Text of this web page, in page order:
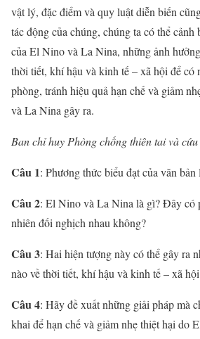
vật lý, đặc điểm và quy luật diễn biến
tác động của chúng, chúng ta có thể cảnh
của El Nino và La Nina, những ảnh
thời tiết, khí hậu và kinh tế – xã hội để có
phòng, tránh hiệu quả hạn chế và giảm
và La Nina gây ra.
Ban chỉ huy Phòng chống thiên tai và
Câu 1: Phương thức biểu đạt của văn bản
Câu 2: El Nino và La Nina là gì? Đây có
nhiên đối nghịch nhau không?
Câu 3: Hai hiện tượng này có thể gây ra
nào về thời tiết, khí hậu và kinh tế – xã
Câu 4: Hãy đề xuất những giải pháp mà
khai để hạn chế và giảm nhẹ thiệt hại do